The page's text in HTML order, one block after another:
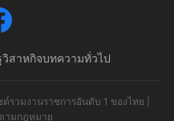
วิสาหกิจบทความทั่วไป
รวมงานราชการอันดับ 1 ของไทย |
ามกฎหมาย